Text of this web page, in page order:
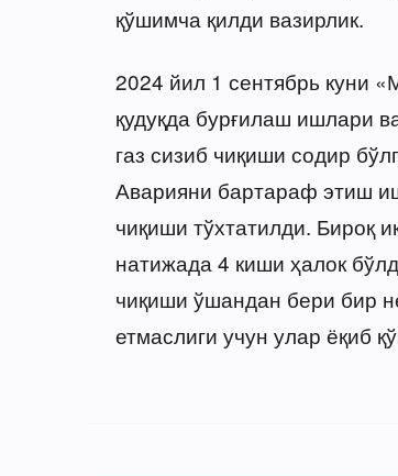
қўшимча қилди вазирлик.
2024 йил 1 сентябрь куни
қудуқда бурғилаш ишлари
газ сизиб чиқиши содир
Аварияни бартараф этиш
чиқиши тўхтатилди. Бироқ
натижада 4 киши ҳалок
чиқиши ўшандан бери бир
етмаслиги учун улар ёқиб